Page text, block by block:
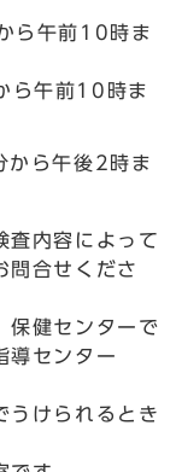
午前10時ま
午前10時ま
ら午後2時ま
査内容によって
問合せくださ
保健センターで
導センター
うけられるとき